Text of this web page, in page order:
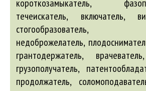
короткозамыкатель,
течеискатель, включатель,
стогообразователь,
недоброжелатель,
грантодержатель,
грузополучатель,
продолжатель,